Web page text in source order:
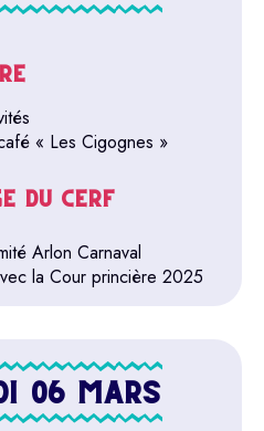
« Les Cigognes »
DU CERF
Arlon Carnaval
la Cour princière 2025
06 MARS